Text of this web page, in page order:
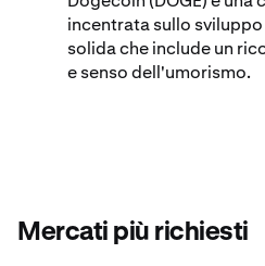
incentrata sullo
solida che include un
e senso dell'umorismo.
Mercati più richiesti